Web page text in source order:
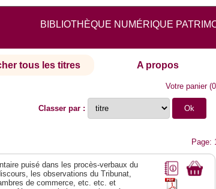
BIBLIOTHÈQUE NUMÉRIQUE
tous les titres A propos
Votre panier(0
Classer par :
Page:
puisé dans les procès-verbaux du
les observations du Tribunat,
de commerce, etc. etc. et